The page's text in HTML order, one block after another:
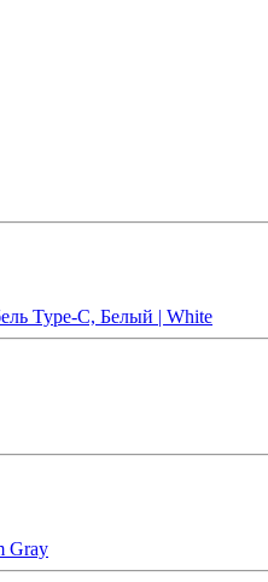
Type-C, Белый | White
Gray